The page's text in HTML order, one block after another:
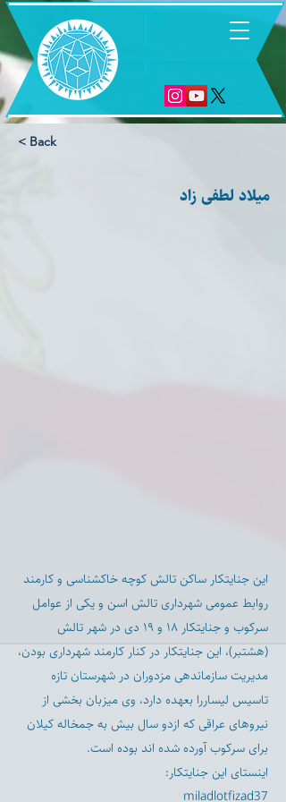
< Back
ميلاد لطفى زاد
این جنايتكار ساكن تالش كوچه خاكشناسى و كارمند
روابط عمومى شهردارى تالش اسن و يكى از عوامل
سركوب و جنايتكار ۱۸ و ۱۹ دی در شهر تالش
(هشتبر)، اين جنايتكار در كنار كارمند شهردارى بودن،
مديريت سازماندهى مزدوران در شهرستان تازه
تاسيس ليساررا بعهده دارد، وى ميزبان بخشى از
نيروهاى عراقى كه ازدو سال بيش به جمخاله كيلان
براى سركوب آورده شده اند بوده است.
اينستاى اين جنايتكار:
miladlotfizad37